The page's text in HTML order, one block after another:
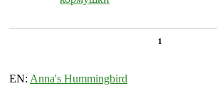
1
EN: Anna's Hummingbird